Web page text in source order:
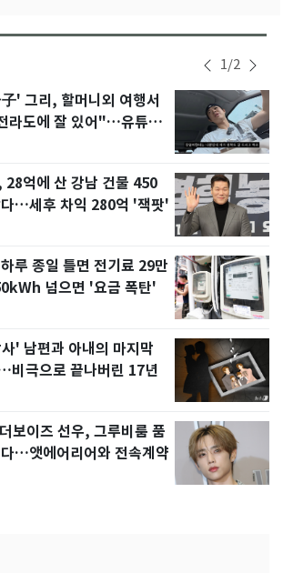
1/2
' 그리, 할머니외 여행서
라도에 잘 있어"…유튜브
28억에 산 강남 건물 450
다…세후 차익 280억 '잭팟'
루 종일 틀면 전기료 29만
넘으면 '요금 폭탄'
' 남편과 아내의 마지막
비극으로 끝나버린 17년
보이즈 선우, 그루비룸 품
…앳에어리어와 전속계약